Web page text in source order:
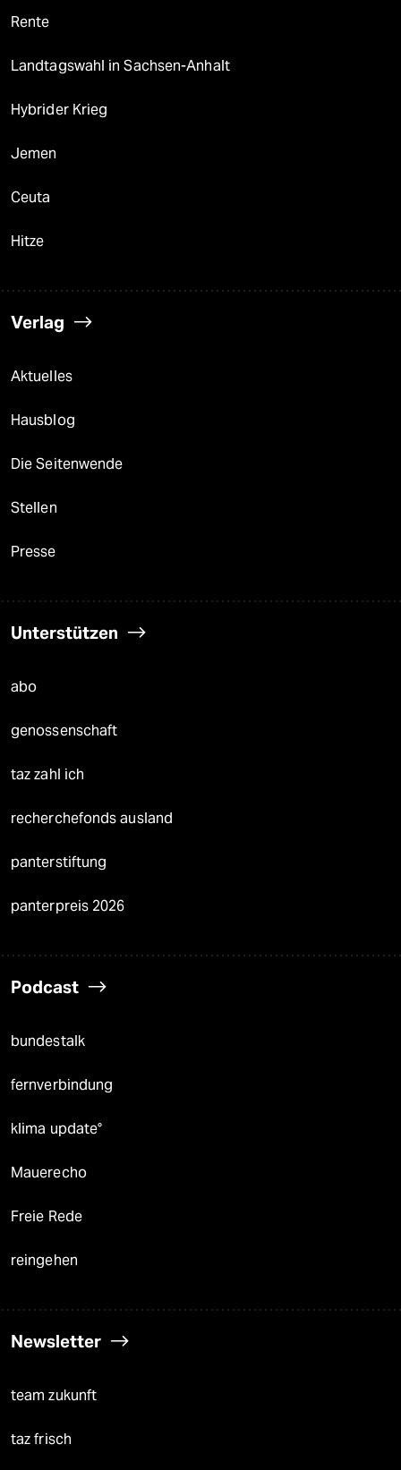
Rente
Landtagswahl in Sachsen-Anhalt
Hybrider Krieg
Jemen
Ceuta
Hitze
Verlag
Aktuelles
Hausblog
Die Seitenwende
Stellen
Presse
Unterstützen
abo
genossenschaft
taz zahl ich
recherchefonds ausland
panterstiftung
panterpreis 2026
Podcast
bundestalk
fernverbindung
klima update°
Mauerecho
Freie Rede
reingehen
Newsletter
team zukunft
taz frisch